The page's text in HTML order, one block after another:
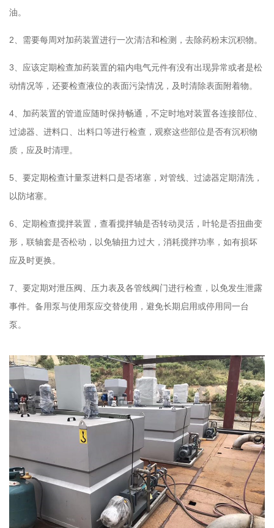
油。
2、需要每周对加药装置进行一次清洁和检测，去除药粉末沉积物。
3、应该定期检查加药装置的箱内电气元件有没有出现异常或者是松
动情况等，还要检查液位的表面污染情况，及时清除表面附着物。
4、加药装置的管道应随时保持畅通，不定时地对装置各连接部位、
过滤器、进料口、出料口等进行检查，观察这些部位是否有沉积物
质，应及时清理。
5、要定期检查计量泵进料口是否堵塞，对管线、过滤器定期清洗，
以防堵塞。
6、定期检查搅拌装置，查看搅拌轴是否转动灵活，叶轮是否扭曲变
形，联轴套是否松动，以免轴扭力过大，消耗搅拌功率，如有损坏
应及时更换。
7、要定期对泄压阀、压力表及各管线阀门进行检查，以免发生泄露
事件。备用泵与使用泵应交替使用，避免长期启用或停用同一台
泵。